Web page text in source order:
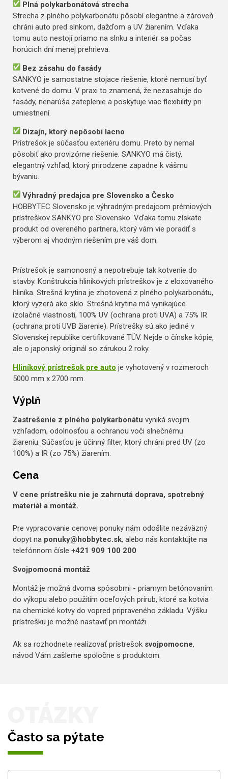
Plná polykarbonátová strecha
Strecha z plného polykarbonátu pôsobí elegantne a zároveň
chráni auto pred slnkom, dažďom a UV žiarením. Vďaka
tomu auto nestojí priamo na slnku a interiér sa počas
horúcich dní menej prehrieva.
Bez zásahu do fasády
SANKYO je samostatne stojace riešenie, ktoré nemusí byť
kotvené do domu. V praxi to znamená, že nezasahuje do
fasády, nenarúša zateplenie a poskytuje viac flexibility pri
umiestnení.
Dizajn, ktorý nepôsobí lacno
Prístrešok je súčasťou exteriéru domu. Preto by nemal
pôsobiť ako provizórne riešenie. SANKYO má čistý,
elegantný vzhľad, ktorý prirodzene zapadne k vášmu
bývaniu.
Výhradný predajca pre Slovensko a Česko
HOBBYTEC Slovensko je výhradným predajcom prémiových
prístreškov SANKYO pre Slovensko. Vďaka tomu získate
produkt od overeného partnera, ktorý vám vie poradiť s
výberom aj vhodným riešením pre váš dom.
Prístrešok je samonosný a nepotrebuje tak kotvenie do
stavby. Konštrukcia hliníkových prístreškov je z eloxovaného
hliníka. Strešná krytina je zhotovená z plného polykarbonátu,
ktorý vyzerá ako sklo. Strešná krytina má vynikajúce
izolačné vlastnosti, 100% UV (ochrana proti UVA) a 75% IR
(ochrana proti UVB žiarenie). Prístrešky sú ako jediné v
Slovenskej republike certifikované TÜV. Nejde o čínske kópie,
ale o japonský originál so zárukou 2 roky.
Hliníkový prístrešok pre auto je vyhotovený v rozmeroch
5000 mm x 2700 mm.
Výplň
Zastrešenie z plného polykarbonátu vyniká svojim
vzhľadom, odolnosťou a ochranou voči slnečnému
žiareniu. Súčasťou je účinný filter, ktorý chráni pred UV (zo
100%) a IR (zo 75%) žiarením.
Cena
V cene prístrešku nie je zahrnutá doprava, spotrebný
materiál a montáž.
Pre vypracovanie cenovej ponuky nám odošlite nezáväzný
dopyt na ponuky@hobbytec.sk, alebo nás kontaktujte na
telefónnom čísle +421 909 100 200
Svojpomocná montáž
Montáž je možná dvoma spôsobmi - priamym betónovaním
do výkopu alebo použitím oceľových prírub, ktoré sa kotvia
na chemické kotvy do vopred pripraveného základu. Výšku
prístrešku je možné nastaviť pri montáži.
Ak sa rozhodnete realizovať prístrešok svojpomocne,
návod Vám zašleme spoločne s produktom.
Často sa pýtate